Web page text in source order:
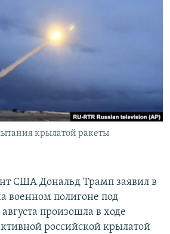
РАССЫЛКУ
крылатой ракеты
США Дональд Трамп заявил в
военном полигоне под
произошла в ходе
российской крылатой